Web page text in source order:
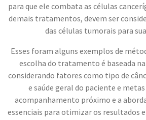
para que ele combata as células
demais tratamentos, devem ser
das células tumorais para
Esses foram alguns exemplos de
escolha do tratamento é baseada
considerando fatores como tipo de
e saúde geral do paciente e
acompanhamento próximo e a
essenciais para otimizar os resultados